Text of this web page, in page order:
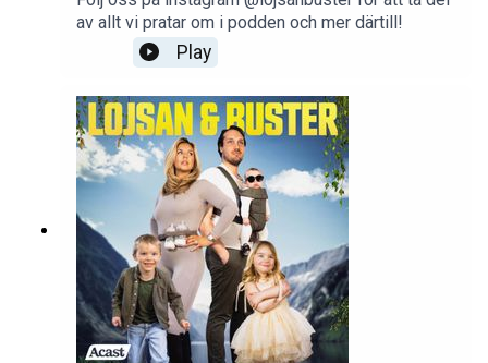
av allt vi pratar om i podden och mer därtill!
Play